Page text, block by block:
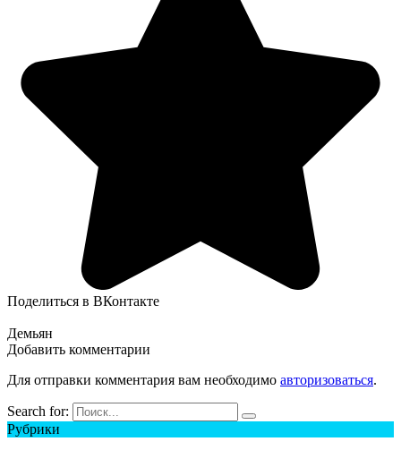
Поделиться в ВКонтакте
Демьян
Добавить комментарии
Для отправки комментария вам необходимо авторизоваться.
Search for:
Рубрики